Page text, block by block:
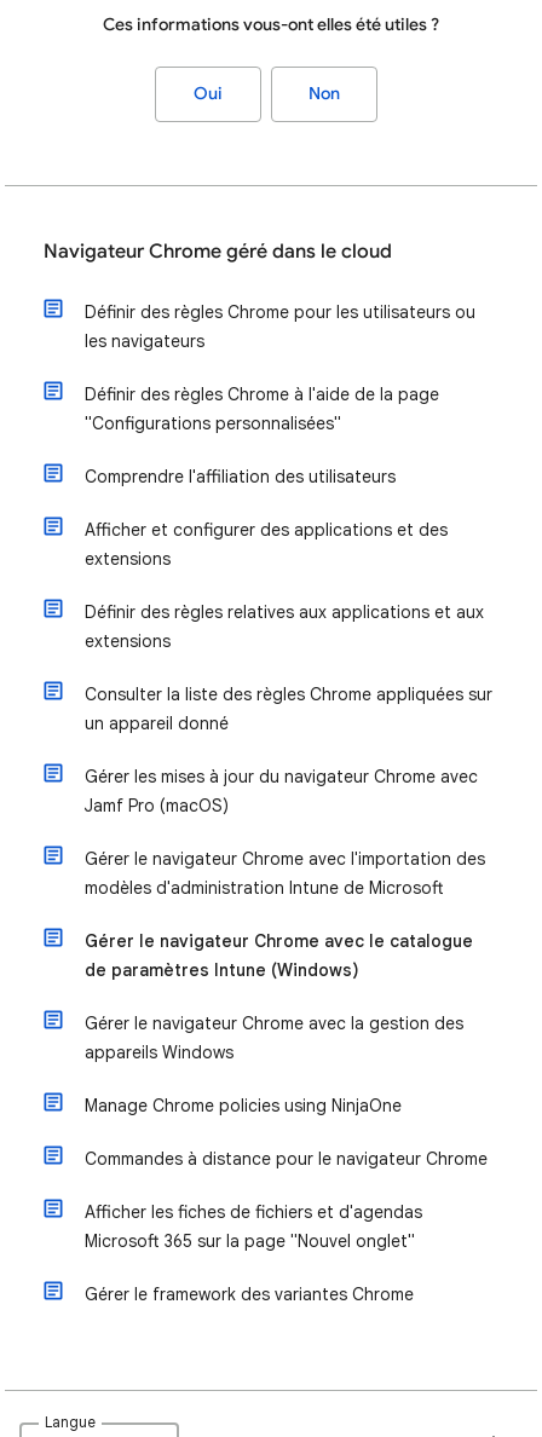
Ces informations vous-ont elles été utiles ?
Oui Non
Navigateur Chrome géré dans le cloud
Définir des règles Chrome pour les utilisateurs ou
les navigateurs
Définir des règles Chrome à l'aide de la page
"Configurations personnalisées"
Comprendre l'affiliation des utilisateurs
Afficher et configurer des applications et des
extensions
Définir des règles relatives aux applications et aux
extensions
Consulter la liste des règles Chrome appliquées sur
un appareil donné
Gérer les mises à jour du navigateur Chrome avec
Jamf Pro (macOS)
Gérer le navigateur Chrome avec l'importation des
modèles d'administration Intune de Microsoft
Gérer le navigateur Chrome avec le catalogue
de paramètres Intune (Windows)
Gérer le navigateur Chrome avec la gestion des
appareils Windows
Manage Chrome policies using NinjaOne
Commandes à distance pour le navigateur Chrome
Afficher les fiches de fichiers et d'agendas
Microsoft 365 sur la page "Nouvel onglet"
Gérer le framework des variantes Chrome
Langue